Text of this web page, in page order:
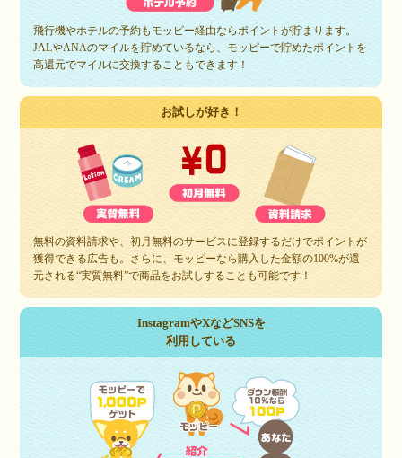
飛行機やホテルの予約もモッピー経由ならポイントが貯まります。
JALやANAのマイルを貯めているなら、モッピーで貯めたポイントを
高還元でマイルに交換することもできます！
お試しが好き！
無料の資料請求や、初月無料のサービスに登録するだけでポイントが
獲得できる広告も。さらに、モッピーなら購入した金額の100%が還
元される“実質無料”で商品をお試しすることも可能です！
InstagramやXなどSNSを
利用している